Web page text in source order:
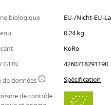
biologique
EU-/Nicht-EU-
0.24 kg
KoRo
GTIN
4260718291190
de données
Spécification
de contrôle